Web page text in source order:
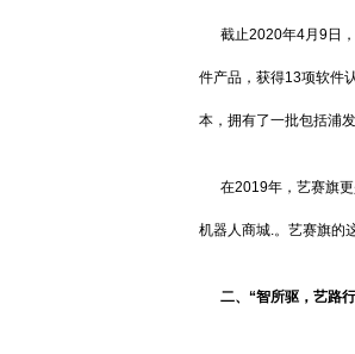
截止2020年4月9日
件产品，获得13项软件
本，拥有了一批包括浦
在2019年，艺赛旗
机器人商城.。艺赛旗的
二、“智所驱，艺路